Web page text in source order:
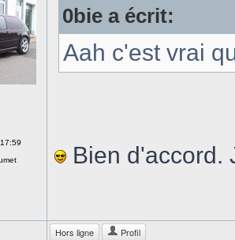
0bie a écrit:
Aah c'est vrai
Bien d'accord.
Hors ligne Profil